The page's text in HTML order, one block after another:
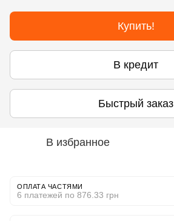
Купить!
В кредит
Быстрый заказ
В избранное
ОПЛАТА ЧАСТЯМИ
6 платежей по 876.33 грн